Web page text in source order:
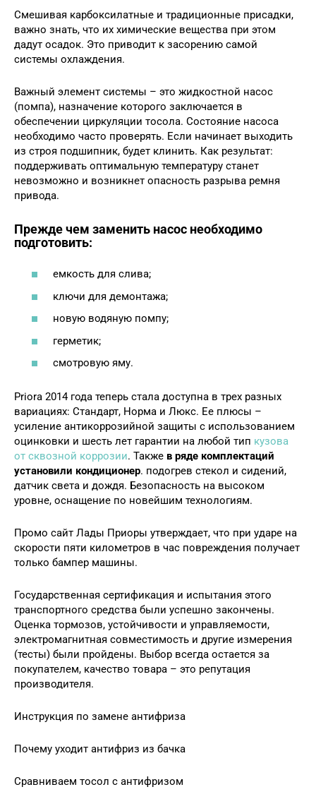
Смешивая карбоксилатные и традиционные присадки,
важно знать, что их химические вещества при этом
дадут осадок. Это приводит к засорению самой
системы охлаждения.
Важный элемент системы – это жидкостной насос
(помпа), назначение которого заключается в
обеспечении циркуляции тосола. Состояние насоса
необходимо часто проверять. Если начинает выходить
из строя подшипник, будет клинить. Как результат:
поддерживать оптимальную температуру станет
невозможно и возникнет опасность разрыва ремня
привода.
Прежде чем заменить насос необходимо
подготовить:
емкость для слива;
ключи для демонтажа;
новую водяную помпу;
герметик;
смотровую яму.
Priora 2014 года теперь стала доступна в трех разных
вариациях: Стандарт, Норма и Люкс. Ее плюсы –
усиление антикоррозийной защиты с использованием
оцинковки и шесть лет гарантии на любой тип кузова
от сквозной коррозии. Также в ряде комплектаций
установили кондиционер. подогрев стекол и сидений,
датчик света и дождя. Безопасность на высоком
уровне, оснащение по новейшим технологиям.
Промо сайт Лады Приоры утверждает, что при ударе на
скорости пяти километров в час повреждения получает
только бампер машины.
Государственная сертификация и испытания этого
транспортного средства были успешно закончены.
Оценка тормозов, устойчивости и управляемости,
электромагнитная совместимость и другие измерения
(тесты) были пройдены. Выбор всегда остается за
покупателем, качество товара – это репутация
производителя.
Инструкция по замене антифриза
Почему уходит антифриз из бачка
Сравниваем тосол с антифризом